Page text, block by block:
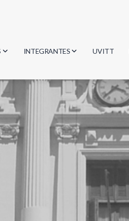
INTEGRANTES
Investigadores
Estudiantes
Egresados
UVITT